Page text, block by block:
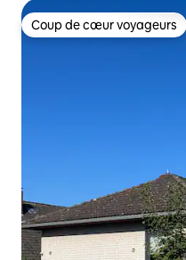
Coup de cœur voyageurs
Coup de cœur voyageurs